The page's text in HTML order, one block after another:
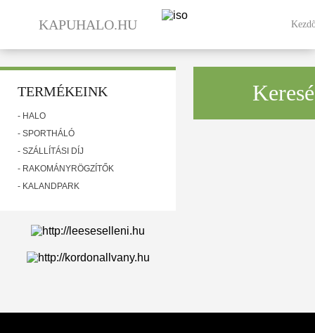
KAPUHALO.HU
TERMÉKEINK
- HÁLÓ
- SPORTHÁLÓ
- SZÁLLÍTÁSI DÍJ
- RAKOMÁNYRÖGZÍTŐK
- KALANDPARK